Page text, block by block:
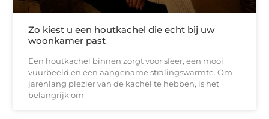
Zo kiest u een houtkachel die echt bij uw
woonkamer past
Een houtkachel binnen zorgt voor sfeer, een mooi
vuurbeeld en een aangename stralingswarmte. Om
jarenlang plezier van de kachel te hebben, is het
belangrijk om